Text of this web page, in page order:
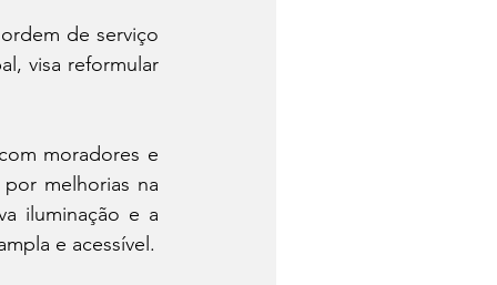
de serviço
visa reformular
moradores e
melhorias na
iluminação e a